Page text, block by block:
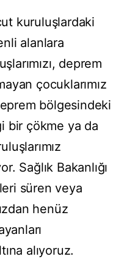
kuruluşlardaki
alanlara
deprem
çocuklarımız
bölgesindeki
bir çökme ya da
Sağlık Bakanlığı
süren veya
henüz
alıyoruz.